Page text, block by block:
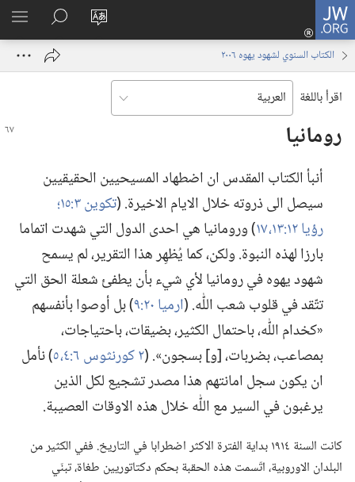
JW.ORG
تغيير
الموقع
تسجيل
الدخول
نافذة
البحث
في
JW.‎ORG
الكتاب السنوي لشهود يهوه ٢٠٠٦
اقرأ باللغة
رومانيا
أنبأ الكتاب المقدس ان اضطهاد المسيحيين الحقيقيين
سيصل الى ذروته خلال الايام الاخيرة.‏ (‏تكوين ٣:‏١٥؛‏
رؤيا ١٢:‏١٣،‏
‏)‏ ورومانيا هي احدى الدول التي شهدت اتماما
بارزا لهذه النبوة.‏ ولكن،‏ كما يُظهِر هذا التقرير،‏ لم يسمح
شهود يهوه في رومانيا لأي شيء بأن يطفئ شعلة الحق التي
تتّقد في قلوب شعب اللّٰه.‏ (‏ارميا ٢٠:‏٩
‏)‏ بل أوصوا بأنفسهم
«كخدام اللّٰه،‏ باحتمال الكثير،‏ بضيقات،‏ باحتياجات،‏
بمصاعب،‏ بضربات،‏ [و] بسجون».‏ (‏٢ كورنثوس ٦:‏٤،‏ ٥
‏)‏ نأمل
ان يكون سجل امانتهم هذا مصدر تشجيع لكل الذين
يرغبون في السير مع اللّٰه خلال هذه الاوقات العصيبة.‏
كانت السنة ١٩١٤ بداية الفترة الاكثر اضطرابا في التاريخ.‏ ففي الكثير من
البلدان الاوروبية،‏ اتّسمت هذه الحقبة بحكم دكتاتوريين طغاة،‏ تبنّي